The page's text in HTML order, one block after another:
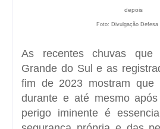
depois
Foto: Divulgação Defesa
As recentes chuvas
Grande do Sul e as
fim de 2023 mostram que
durante e até mesmo
perigo iminente é